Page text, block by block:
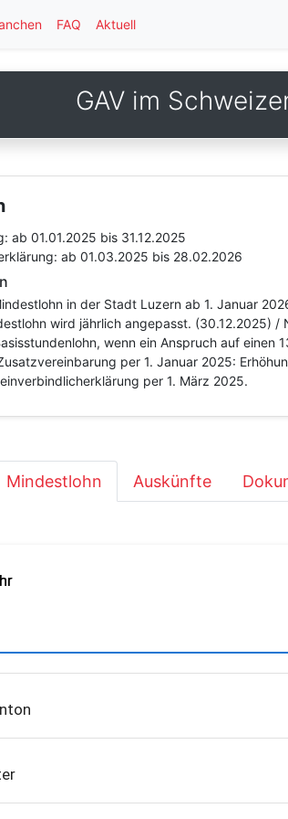
FAQ Aktuell
GAV im
ab 01.01.2025 bis 31.12.2025
ab 01.03.2025 bis 28.02.2026
in der Stadt Luzern ab 1. Januar
wird jährlich angepasst. (30.12.2025)
wenn ein Anspruch auf
per 1. Januar 2025:
per 1. März 2025.
Mindestlohn Auskünfte